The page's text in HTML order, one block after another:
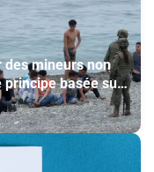
mineurs non
principe basée sur
diplomatique)